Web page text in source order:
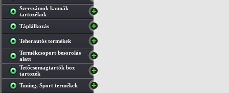
Szerszámok kannák
tartozékok
Táplálkozás
Teherautós termékek
Termékcsoport besorolás
alatt
Tetőcsomagtartók box
tartozék
Tuning, Sport termékek